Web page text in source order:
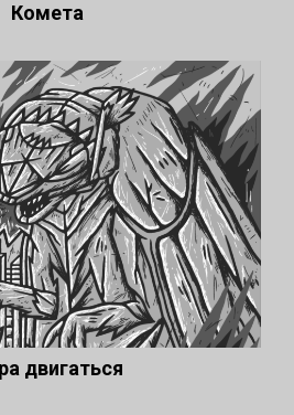
Комета
двигаться